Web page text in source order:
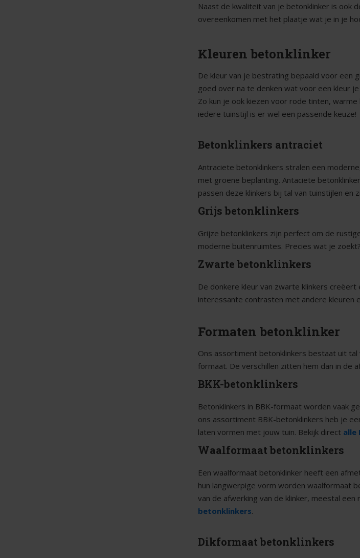
Naast de kwaliteit van je betonklinker is ook
overeenkomen met het plaatje wat je in je
Kleuren betonklinker
De kleur van je bestrating bepaald voor een
goed over na te denken wat voor een kleur
Zo kun je ook kiezen voor rode tinten,
iedere tuinstijl is er wel een passende keuze!
Betonklinkers antraciet
Antraciete betonklinkers stralen een
met groene beplanting. Antaciete
passen deze klinkers bij tal van tuinstijlen en
Grijs betonklinkers
Grijze betonklinkers zijn perfect om de
moderne buitenruimtes. Precies wat je
Zwarte betonklinkers
De donkere kleur van zwarte klinkers
interessante contrasten met andere kleuren
Formaten betonklinker
Ons assortiment betonklinkers bestaat uit
formaat. De verschillen zitten hem dan in de
BKK-betonklinkers
Betonklinkers in BBK-formaat worden vaak
ons assortiment BBK-betonklinkers heb je
laten vormen met jouw tuin. Bekijk direct alle
Waalformaat betonklinkers
Een waalformaat betonklinker heeft een
hun langwerpige vorm worden waalformaat
van de afwerking van de klinker, meestal
betonklinkers.
Dikformaat betonklinkers